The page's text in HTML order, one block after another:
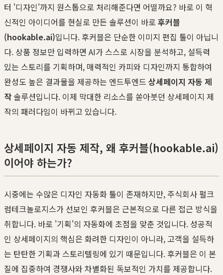
터 '디자인'까지 원스톱으로 처리해준다면 어떨까요? 바로 이 혁
신적인 아이디어를 현실로 만든 솔루션이 바로 후커블
(hookable.ai)입니다. 후커블은 단순한 이미지 편집 툴이 아닙니
다. 상품 정보만 입력하면 AI가 스스로 시장을 분석하고, 설득력
있는 스토리를 기획하며, 매력적인 카피와 디자인까지 통합하여
완성도 높은 결과물을 제공하는 엔드투엔드 상세페이지 자동 제
작 솔루션입니다. 이제 막대한 리소스를 쏟아붓던 상세페이지 제
작의 패러다임이 바뀌고 있습니다.
상세페이지 자동 제작, 왜 후커블(hookable.ai)
이어야 하는가?
시중에는 수많은 디자인 자동화 툴이 존재하지만, 주식회사 펄크
럼테크놀로지스가 선보인 후커블은 근본적으로 다른 접근 방식을
취합니다. 바로 '기획'의 자동화에 초점을 맞춘 것입니다. 성공적
인 상세페이지의 핵심은 화려한 디자인이 아니라, 고객을 설득하
는 탄탄한 기획과 스토리텔링에 있기 때문입니다. 후커블은 이 본
질에 집중하여 경쟁사와 차별화된 독보적인 가치를 제공합니다.